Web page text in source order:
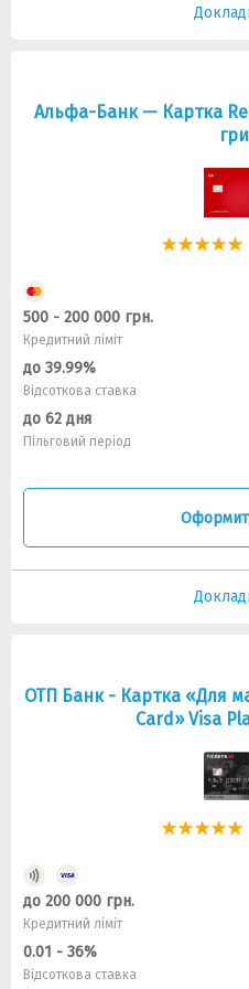
Альфа-Банк — Картка
500 - 200 000 грн.
Кредитний ліміт
до 39.99%
Відсоткова ставка
до 62 дня
Пільговий період
ОТП Банк - Картка «Для
Card» Visa
до 200 000 грн.
Кредитний ліміт
0.01 - 36%
Відсоткова ставка